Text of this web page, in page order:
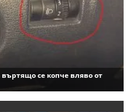
се копче вляво от